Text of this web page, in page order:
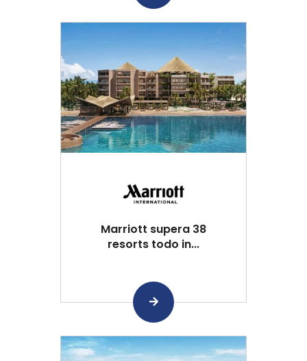
Marriott supera 38
resorts todo in...